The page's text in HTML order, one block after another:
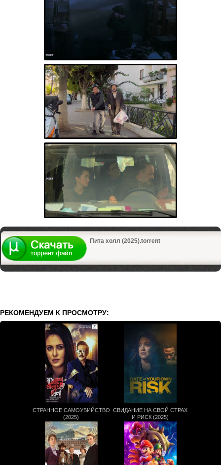
Пита холл (2025).torrent
РЕКОМЕНДУЕМ К ПРОСМОТРУ:
СТРАННОЕ САМОУБИЙСТВО
(2025)
СВИДАНИЕ НА СВОЙ СТРАХ
И РИСК (2025)